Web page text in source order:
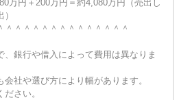
万円＋200万円＝約4,080万円（売出し
＾＾＾＾＾＾＾＾＾＾＾＾＾＾
銀行や借入によって費用は異なりま
会社や選び方により幅があります。
ださい。